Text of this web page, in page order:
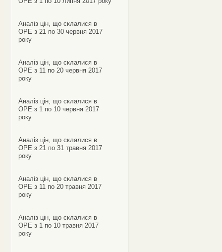
Аналіз цін, що склалися в
ОРЕ з 21 по 30 червня 2017
року
Аналіз цін, що склалися в
ОРЕ з 11 по 20 червня 2017
року
Аналіз цін, що склалися в
ОРЕ з 1 по 10 червня 2017
року
Аналіз цін, що склалися в
ОРЕ з 21 по 31 травня 2017
року
Аналіз цін, що склалися в
ОРЕ з 11 по 20 травня 2017
року
Аналіз цін, що склалися в
ОРЕ з 1 по 10 травня 2017
року